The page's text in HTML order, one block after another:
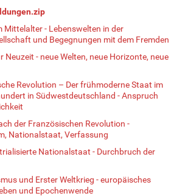
Mittelalter - Lebenswelten in der
und Begegnungen mit dem Fremden
Neuzeit - neue Welten, neue Horizonte, neue
Revolution – Der frühmoderne Staat im
in Südwestdeutschland - Anspruch
der Französischen Revolution -
Nationalstaat, Verfassung
Nationalstaat - Durchbruch der
und Erster Weltkrieg - europäisches
und Epochenwende